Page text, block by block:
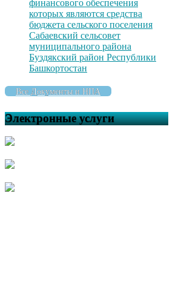
финансового обеспечения
которых являются средства
бюджета сельского поселения
Сабаевский сельсовет
муниципального района
Буздякский район Республики
Башкортостан
Все Документы и НПА
Электронные услуги